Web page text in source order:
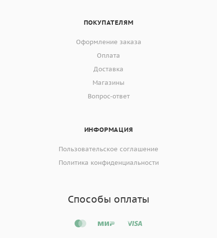
ПОКУПАТЕЛЯМ
Оформление заказа
Оплата
Доставка
Магазины
Вопрос-ответ
ИНФОРМАЦИЯ
Пользовательское соглашение
Политика конфиденциальности
Способы оплаты